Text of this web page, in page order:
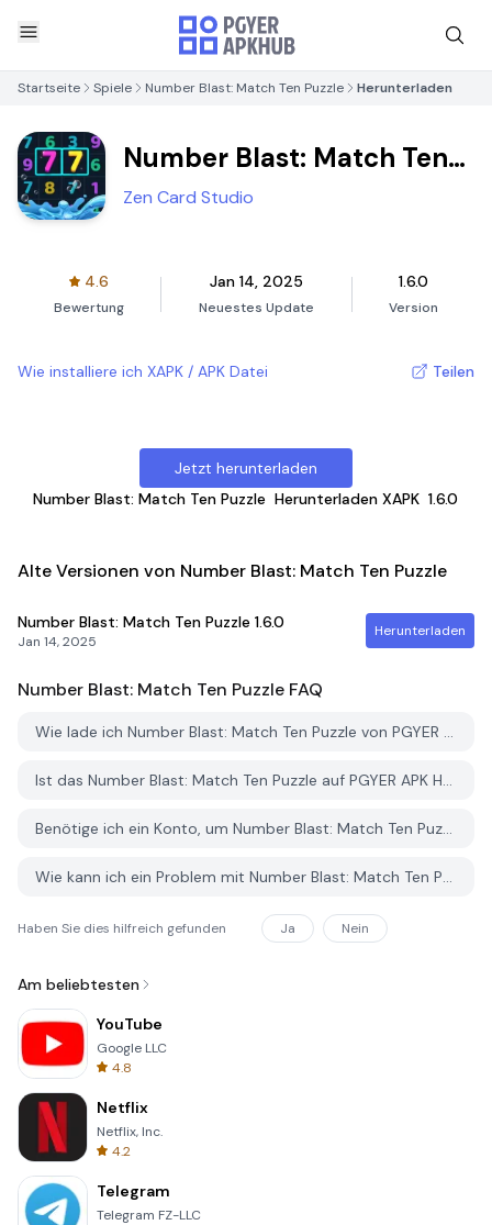
Startseite Spiele Number Blast: Match Ten Puzzle Herunterladen
Number Blast: Match Ten
Puzzle
Zen Card Studio
4.6
Bewertung
Jan 14, 2025
Neuestes Update
1.6.0
Version
Wie installiere ich XAPK / APK Datei Teilen
Jetzt herunterladen
Number Blast: Match Ten Puzzle Herunterladen XAPK 1.6.0
Alte Versionen von Number Blast: Match Ten Puzzle
Number Blast: Match Ten Puzzle 1.6.0
Jan 14, 2025
Herunterladen
Number Blast: Match Ten Puzzle FAQ
Wie lade ich Number Blast: Match Ten Puzzle von PGYER APK HUB herunter?
Ist das Number Blast: Match Ten Puzzle auf PGYER APK HUB kostenlos zum Download?
Benötige ich ein Konto, um Number Blast: Match Ten Puzzle von PGYER APK HUB herunterzuladen?
Wie kann ich ein Problem mit Number Blast: Match Ten Puzzle auf PGYER APK HUB melden?
Haben Sie dies hilfreich gefunden Ja Nein
Am beliebtesten
YouTube
Google LLC
4.8
Netflix
Netflix, Inc.
4.2
Telegram
Telegram FZ-LLC